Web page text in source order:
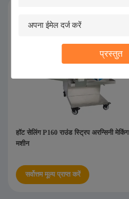
प्रस्तुत
हॉट सेलिंग P160 राउंड स्ट्रिप अरन्सिनी मेकिंग
मशीन
सर्वोत्तम मूल्य प्राप्त करें